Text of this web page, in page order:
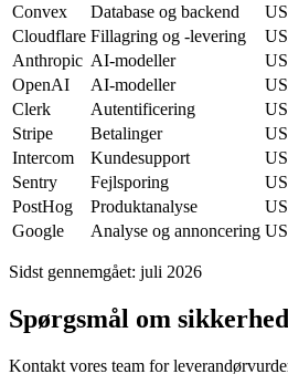
Convex
Database og backend
Cloudflare Fillagring og -levering
Anthropic AI-modeller
OpenAI
AI-modeller
Clerk
Autentificering
Stripe
Betalinger
Intercom
Kundesupport
Sentry
Fejlsporing
PostHog
Produktanalyse
Google
Analyse og annoncering
Sidst gennemgået: juli 2026
Spørgsmål om
Kontakt vores team for